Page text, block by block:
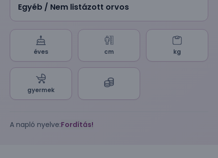
Egyéb / Nem listázott orvos
éves cm kg
gyermek
A napló nyelve:Fordítás!